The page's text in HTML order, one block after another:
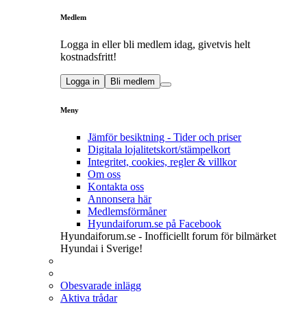
Medlem
Logga in eller bli medlem idag, givetvis helt
kostnadsfritt!
Logga in Bli medlem
Meny
Jämför besiktning - Tider och priser
Digitala lojalitetskort/stämpelkort
Integritet, cookies, regler & villkor
Om oss
Kontakta oss
Annonsera här
Medlemsförmåner
Hyundaiforum.se på Facebook
Hyundaiforum.se - Inofficiellt forum för bilmärket
Hyundai i Sverige!
Obesvarade inlägg
Aktiva trådar